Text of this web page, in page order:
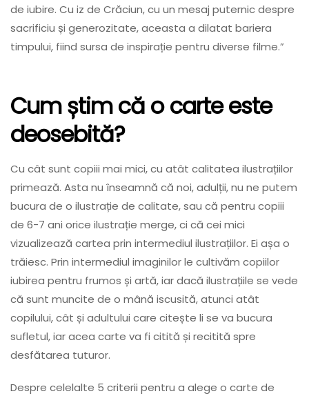
de iubire. Cu iz de Crăciun, cu un mesaj puternic despre
sacrificiu și generozitate, aceasta a dilatat bariera
timpului, fiind sursa de inspirație pentru diverse filme.”
Cum știm că o carte este
deosebită?
Cu cât sunt copiii mai mici, cu atât calitatea ilustrațiilor
primează. Asta nu înseamnă că noi, adulții, nu ne putem
bucura de o ilustrație de calitate, sau că pentru copiii
de 6-7 ani orice ilustrație merge, ci că cei mici
vizualizează cartea prin intermediul ilustrațiilor. Ei așa o
trăiesc. Prin intermediul imaginilor le cultivăm copiilor
iubirea pentru frumos și artă, iar dacă ilustrațiile se vede
că sunt muncite de o mână iscusită, atunci atât
copilului, cât și adultului care citește li se va bucura
sufletul, iar acea carte va fi citită și recitită spre
desfătarea tuturor.
Despre celelalte 5 criterii pentru a alege o carte de